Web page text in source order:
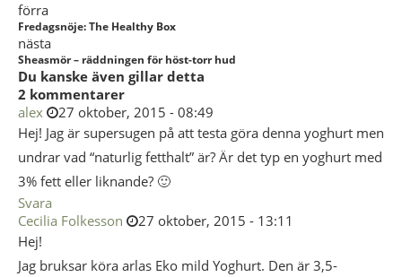
förra
Fredagsnöje: The Healthy Box
nästa
Sheasmör – räddningen för höst-torr hud
Du kanske även gillar detta
2 kommentarer
alex
27 oktober, 2015 - 08:49
Hej! Jag är supersugen på att testa göra denna yoghurt men
undrar vad “naturlig fetthalt” är? Är det typ en yoghurt med
3% fett eller liknande? 🙂
Svara
Cecilia Folkesson
27 oktober, 2015 - 13:11
Hej!
Jag bruksar köra arlas Eko mild Yoghurt. Den är 3,5-